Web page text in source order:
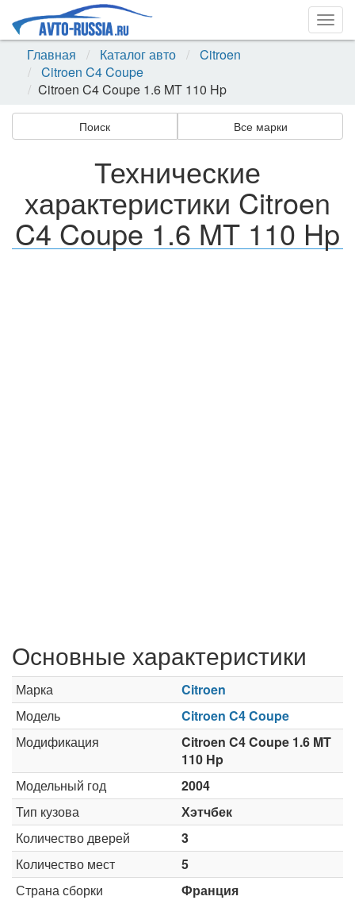
Главная
Каталог авто
Citroen
Citroen C4 Coupe
Citroen C4 Coupe 1.6 MT 110 Hp
Поиск Все марки
Технические
характеристики Citroen
C4 Coupe 1.6 MT 110 Hp
Основные характеристики
Марка
Citroen
Модель
Citroen C4 Coupe
Модификация
Citroen C4 Coupe 1.6 MT
110 Hp
Модельный год
2004
Тип кузова
Хэтчбек
Количество дверей
3
Количество мест
5
Страна сборки
Франция